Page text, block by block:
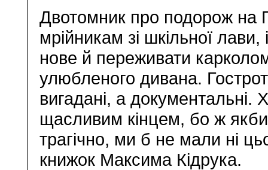
Двотомник про подорож на
мрійникам зі шкільної
нове й переживати
улюбленого дивана.
вигадані, а документальні.
щасливим кінцем, бо ж якби
трагічно, ми б не мали ні
книжок Максима Кідрука.